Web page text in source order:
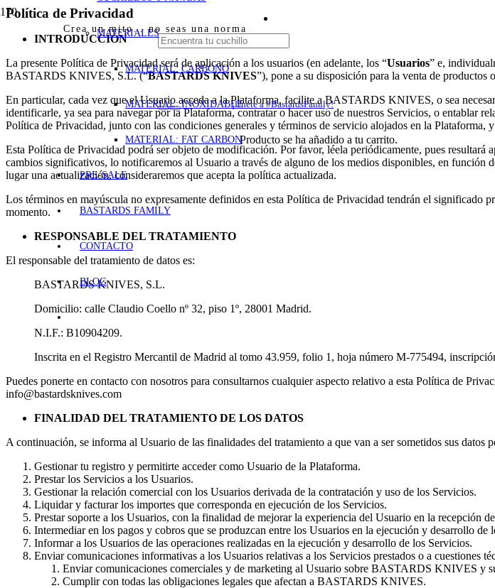
Crea un mito… no seas una norma
MATERIALES
MATERIAL: CARBONO
MATERIAL: INOXIDABLE
MATERIAL: FAT CARBON
PRE-SALE
BASTARDS FAMILY
CONTACTO
BLOG
¡Únete a #BastardsFamily!
Producto se ha añadido a tu carrito.
Política de Privacidad
INTRODUCCIÓN
La presente Política de Privacidad será de aplicación a los usuarios (en adelante, los “Usuarios” e,
BASTARDS KNIVES, S.L. (“BASTARDS KNIVES”), pone a su disposición para la venta de productos
En particular, cada vez que el Usuario acceda a la Plataforma, facilite a BASTARDS KNIVES, o sea
identificarle, ya sea para navegar por la Plataforma, contratar o hacer uso de nuestros Servicios, o
Política de Privacidad, junto con las condiciones generales y términos de servicio alojados en la Plataforma,
Esta Política de Privacidad podrá ser objeto de modificación. Por favor, léela periódicamente, pues
cambios significativos, lo notificaremos al Usuario a través de alguno de los medios disponibles, en
lugar una actualización, consideraremos que acepta la política actualizada.
Los términos en mayúscula no expresamente definidos en esta Política de Privacidad tendrán el significado
momento.
RESPONSABLE DEL TRATAMIENTO
El responsable del tratamiento de datos es:
BASTARDS KNIVES, S.L.
Domicilio: calle Claudio Coello nº 32, piso 1º, 28001 Madrid.
N.I.F.: B10904209.
Inscrita en el Registro Mercantil de Madrid al tomo 43.959, folio 1, hoja número M-775494,
Puedes ponerte en contacto con nosotros para consultarnos cualquier aspecto relativo a esta Política de
info@bastardsknives.com
FINALIDAD DEL TRATAMIENTO DE LOS DATOS
A continuación, se informa al Usuario de las finalidades del tratamiento a que van a ser sometidos sus datos
Gestionar tu registro y permitirte acceder como Usuario de la Plataforma.
Prestar los Servicios a los Usuarios.
Gestionar la relación comercial con los Usuarios derivada de la contratación y uso de los Servicios.
Liquidar y facturar los importes que corresponda en ejecución de los Servicios.
Prestar soporte a los Usuarios, con la finalidad de mejorar la experiencia del Usuario en la recepción
Intermediar en los pagos y cobros que se produzcan entre los Usuarios en la ejecución y desarrollo de
Informar a los Usuarios de las operaciones realizadas en la ejecución y desarrollo de los Servicios.
Enviar comunicaciones informativas a los Usuarios relativas a los Servicios prestados o a cuestiones
Enviar comunicaciones comerciales y de marketing al Usuario sobre BASTARDS KNIVES y
Cumplir con todas las obligaciones legales que afectan a BASTARDS KNIVES.